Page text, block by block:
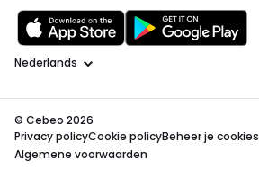
Taal
© Cebeo 2026
Privacy policyCookie policyBeheer je cookies
Algemene voorwaarden